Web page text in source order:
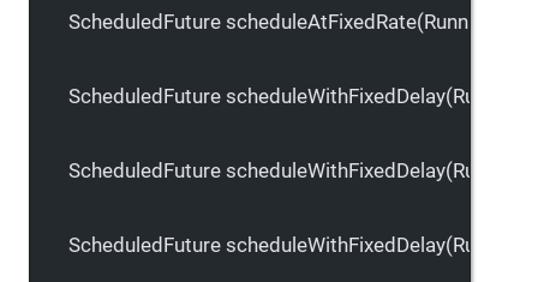
ScheduledFuture scheduleAtFixedRate(Runnable
ScheduledFuture scheduleWithFixedDelay
ScheduledFuture scheduleWithFixedDelay
ScheduledFuture scheduleWithFixedDelay